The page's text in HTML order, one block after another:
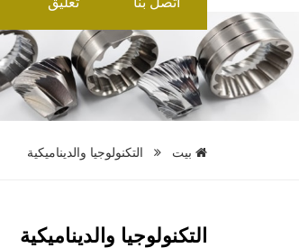
بيت التكنولوجيا والديناميكية
التكنولوجيا والديناميكية